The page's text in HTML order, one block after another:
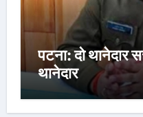
पटना: दो थानेदार
थानेदार